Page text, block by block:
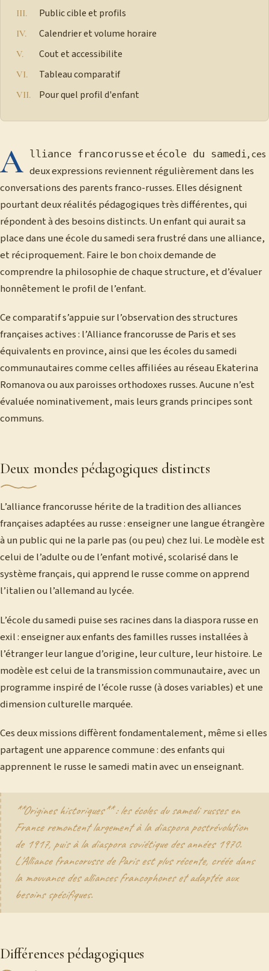
Public cible et profils
Calendrier et volume horaire
Cout et accessibilite
Tableau comparatif
Pour quel profil d'enfant
A lliance francorusseet école du samedi, ces
deux expressions reviennent régulièrement dans les
conversations des parents franco-russes. Elles désignent
pourtant deux réalités pédagogiques très différentes, qui
répondent à des besoins distincts. Un enfant qui aurait sa
place dans une école du samedi sera frustré dans une alliance,
et réciproquement. Faire le bon choix demande de
comprendre la philosophie de chaque structure, et d’évaluer
honnêtement le profil de l’enfant.
Ce comparatif s’appuie sur l’observation des structures
françaises actives : l’Alliance francorusse de Paris et ses
équivalents en province, ainsi que les écoles du samedi
communautaires comme celles affiliées au réseau Ekaterina
Romanova ou aux paroisses orthodoxes russes. Aucune n’est
évaluée nominativement, mais leurs grands principes sont
communs.
Deux mondes pédagogiques distincts
L’alliance francorusse hérite de la tradition des alliances
françaises adaptées au russe : enseigner une langue étrangère
à un public qui ne la parle pas (ou peu) chez lui. Le modèle est
celui de l’adulte ou de l’enfant motivé, scolarisé dans le
système français, qui apprend le russe comme on apprend
l’italien ou l’allemand au lycée.
L’école du samedi puise ses racines dans la diaspora russe en
exil : enseigner aux enfants des familles russes installées à
l’étranger leur langue d’origine, leur culture, leur histoire. Le
modèle est celui de la transmission communautaire, avec un
programme inspiré de l’école russe (à doses variables) et une
dimension culturelle marquée.
Ces deux missions diffèrent fondamentalement, même si elles
partagent une apparence commune : des enfants qui
apprennent le russe le samedi matin avec un enseignant.
**Origines historiques** : les écoles du samedi russes en
France remontent largement à la diaspora postrévolution
de 1917, puis à la diaspora soviétique des années 1970.
L'Alliance francorusse de Paris est plus récente, créée dans
la mouvance des alliances francophones et adaptée aux
besoins spécifiques.
Différences pédagogiques